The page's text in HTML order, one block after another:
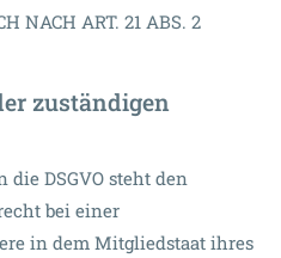
NACH ART. 21 ABS. 2
zuständigen
die DSGVO steht den
bei einer
in dem Mitgliedstaat ihres